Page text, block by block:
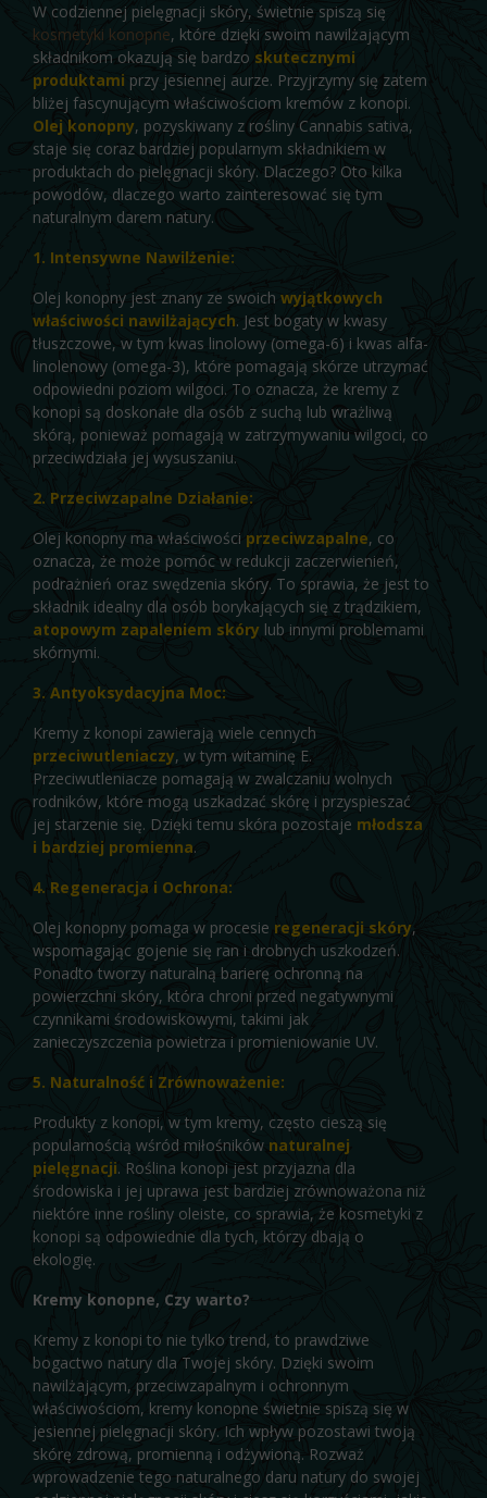
W codziennej pielęgnacji skóry, świetnie spiszą się
kosmetyki konopne, które dzięki swoim nawilżającym
składnikom okazują się bardzo skutecznymi
produktami przy jesiennej aurze. Przyjrzymy się zatem
bliżej fascynującym właściwościom kremów z konopi.
Olej konopny, pozyskiwany z rośliny Cannabis sativa,
staje się coraz bardziej popularnym składnikiem w
produktach do pielęgnacji skóry. Dlaczego? Oto kilka
powodów, dlaczego warto zainteresować się tym
naturalnym darem natury.
1. Intensywne Nawilżenie:
Olej konopny jest znany ze swoich wyjątkowych
właściwości nawilżających. Jest bogaty w kwasy
tłuszczowe, w tym kwas linolowy (omega-6) i kwas alfa-
linolenowy (omega-3), które pomagają skórze utrzymać
odpowiedni poziom wilgoci. To oznacza, że kremy z
konopi są doskonałe dla osób z suchą lub wrażliwą
skórą, ponieważ pomagają w zatrzymywaniu wilgoci, co
przeciwdziała jej wysuszaniu.
2. Przeciwzapalne Działanie:
Olej konopny ma właściwości przeciwzapalne, co
oznacza, że może pomóc w redukcji zaczerwienień,
podrażnień oraz swędzenia skóry. To sprawia, że jest to
składnik idealny dla osób borykających się z trądzikiem,
atopowym zapaleniem skóry lub innymi problemami
skórnymi.
3. Antyoksydacyjna Moc:
Kremy z konopi zawierają wiele cennych
przeciwutleniaczy, w tym witaminę E.
Przeciwutleniacze pomagają w zwalczaniu wolnych
rodników, które mogą uszkadzać skórę i przyspieszać
jej starzenie się. Dzięki temu skóra pozostaje młodsza
i bardziej promienna.
4. Regeneracja i Ochrona:
Olej konopny pomaga w procesie regeneracji skóry,
wspomagając gojenie się ran i drobnych uszkodzeń.
Ponadto tworzy naturalną barierę ochronną na
powierzchni skóry, która chroni przed negatywnymi
czynnikami środowiskowymi, takimi jak
zanieczyszczenia powietrza i promieniowanie UV.
5. Naturalność i Zrównoważenie:
Produkty z konopi, w tym kremy, często cieszą się
popularnością wśród miłośników naturalnej
pielęgnacji. Roślina konopi jest przyjazna dla
środowiska i jej uprawa jest bardziej zrównoważona niż
niektóre inne rośliny oleiste, co sprawia, że kosmetyki z
konopi są odpowiednie dla tych, którzy dbają o
ekologię.
Kremy konopne, Czy warto?
Kremy z konopi to nie tylko trend, to prawdziwe
bogactwo natury dla Twojej skóry. Dzięki swoim
nawilżającym, przeciwzapalnym i ochronnym
właściwościom, kremy konopne świetnie spiszą się w
jesiennej pielęgnacji skóry. Ich wpływ pozostawi twoją
skórę zdrową, promienną i odżywioną. Rozważ
wprowadzenie tego naturalnego daru natury do swojej